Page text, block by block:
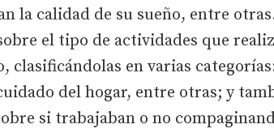
la calidad de su sueño, entre
el tipo de actividades que
clasificándolas en varias
del hogar, entre otras; y
si trabajaban o no